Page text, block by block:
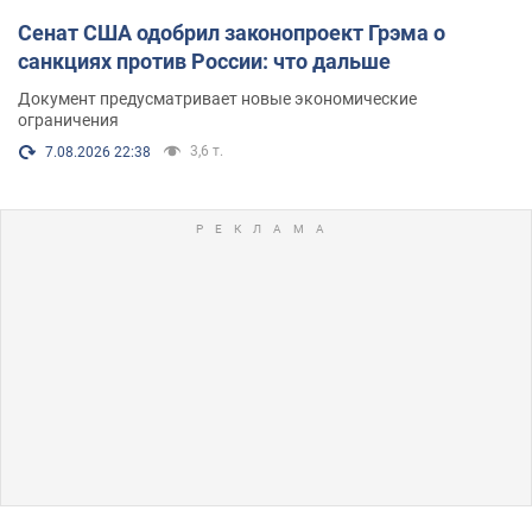
Сенат США одобрил законопроект Грэма о
санкциях против России: что дальше
Документ предусматривает новые экономические
ограничения
7.08.2026 22:38 3,6 т.